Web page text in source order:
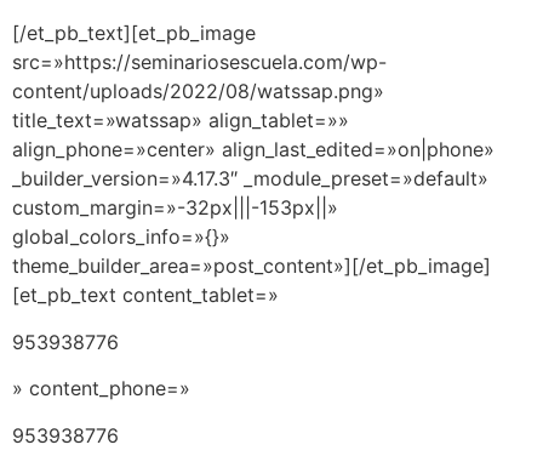
[/et_pb_text][et_pb_image
src=»https://seminariosescuela.com/wp-
content/uploads/2022/08/watssap.png»
title_text=»watssap» align_tablet=»»
align_phone=»center» align_last_edited=»on|phone»
_builder_version=»4.17.3″ _module_preset=»default»
custom_margin=»-32px|||-153px||»
global_colors_info=»{}»
theme_builder_area=»post_content»][/et_pb_image]
[et_pb_text content_tablet=»
953938776
» content_phone=»
953938776